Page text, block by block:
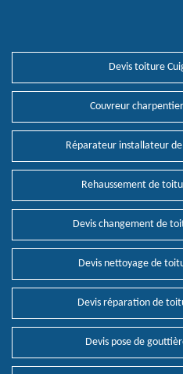
Devis toiture
Couvreur
Réparateur installateur
Rehaussement de
Devis changement de
Devis nettoyage de
Devis réparation de
Devis pose de